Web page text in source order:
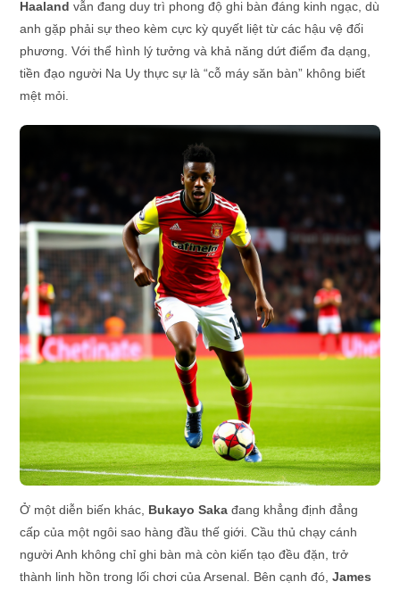
Haaland vẫn đang duy trì phong độ ghi bàn đáng kinh ngạc, dù
anh gặp phải sự theo kèm cực kỳ quyết liệt từ các hậu vệ đối
phương. Với thể hình lý tưởng và khả năng dứt điểm đa dạng,
tiền đạo người Na Uy thực sự là “cỗ máy săn bàn” không biết
mệt mỏi.
Ở một diễn biến khác, Bukayo Saka đang khẳng định đẳng
cấp của một ngôi sao hàng đầu thế giới. Cầu thủ chạy cánh
người Anh không chỉ ghi bàn mà còn kiến tạo đều đặn, trở
thành linh hồn trong lối chơi của Arsenal. Bên cạnh đó,James